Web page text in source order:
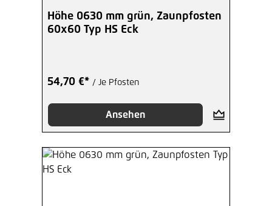
Höhe 0630 mm grün, Zaunpfosten
60x60 Typ HS Eck
54,70 €* / Je Pfosten
Ansehen